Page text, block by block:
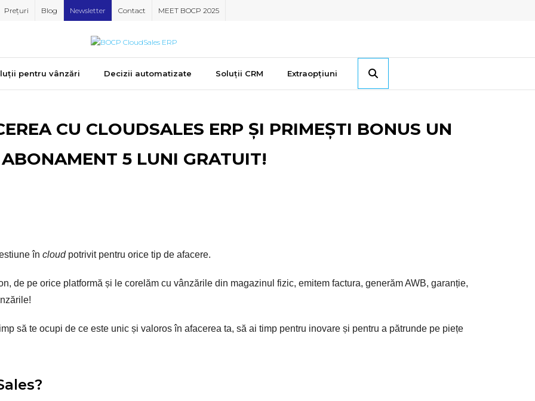
Prețuri Blog Newsletter Contact MEET BOCP 2025
pentru vânzări Decizii automatizate Soluții CRM Extraopțiuni
CU CLOUDSALES ERP ȘI PRIMEȘTI BONUS UN
ABONAMENT 5 LUNI GRATUIT!
în cloud potrivit pentru orice tip de afacere.
de pe orice platformă și le corelăm cu vânzările din magazinul fizic, emitem factura, generăm AWB, garanție,
să te ocupi de ce este unic și valoros în afacerea ta, să ai timp pentru inovare și pentru a pătrunde pe piețe